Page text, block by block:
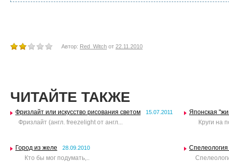
Автор: Red_Witch от 22.11.2010
ЧИТАЙТЕ ТАКЖЕ
Фризлайт или искусство рисования светом 15.07.2011
Фризлайт (англ. freezelight от англ...
Японская
Круги на
Город из желе 28.09.2010
Кто бы мог подумать,..
Спелеология